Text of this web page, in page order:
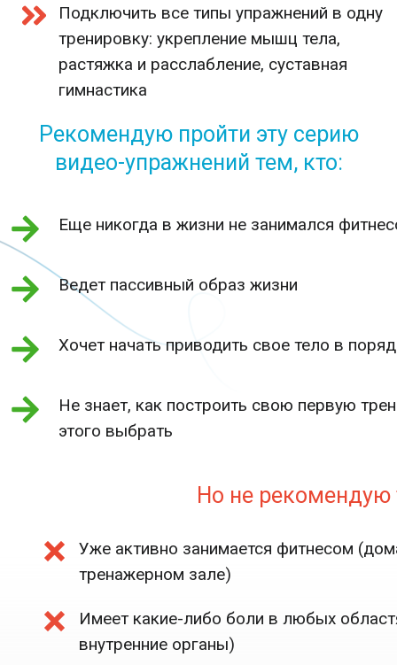
Подключить все типы упражнений в одну
тренировку: укрепление мышц тела,
растяжка и расслабление, суставная
гимнастика
Рекомендую пройти эту серию
видео-упражнений тем, кто:
Еще никогда в жизни не занимался
Ведет пассивный образ жизни
Хочет начать приводить свое тело в
Не знает, как построить свою первую
этого выбрать
Но не рекомендую
Уже активно занимается фитнесом
тренажерном зале)
Имеет какие-либо боли в любых
внутренние органы)